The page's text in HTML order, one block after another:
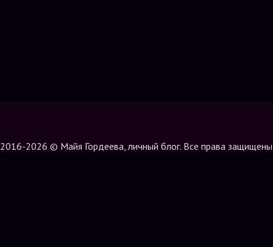
2016-2026 © Майя Гордеева, личный блог. Все права